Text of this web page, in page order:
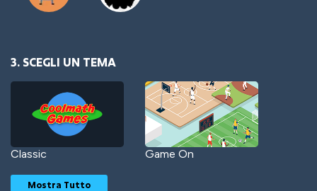
3. SCEGLI UN TEMA
Classic Game On
Mostra Tutto